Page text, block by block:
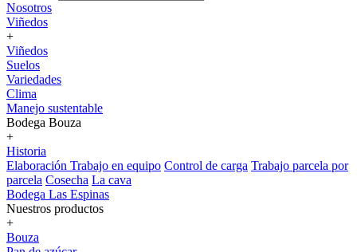
Nosotros
Viñedos
+
Viñedos
Suelos
Variedades
Clima
Manejo sustentable
Bodega Bouza
+
Historia
Elaboración Trabajo en equipo Control de carga Trabajo parcela por
parcela Cosecha La cava
Bodega Las Espinas
Nuestros productos
+
Bouza